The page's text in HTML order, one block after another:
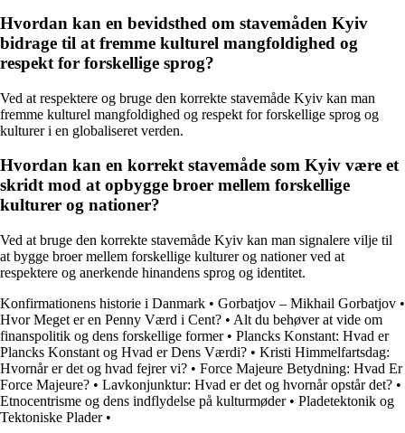
Hvordan kan en bevidsthed om stavemåden Kyiv
bidrage til at fremme kulturel mangfoldighed og
respekt for forskellige sprog?
Ved at respektere og bruge den korrekte stavemåde Kyiv kan man
fremme kulturel mangfoldighed og respekt for forskellige sprog og
kulturer i en globaliseret verden.
Hvordan kan en korrekt stavemåde som Kyiv være et
skridt mod at opbygge broer mellem forskellige
kulturer og nationer?
Ved at bruge den korrekte stavemåde Kyiv kan man signalere vilje til
at bygge broer mellem forskellige kulturer og nationer ved at
respektere og anerkende hinandens sprog og identitet.
Konfirmationens historie i Danmark • Gorbatjov – Mikhail Gorbatjov •
Hvor Meget er en Penny Værd i Cent? • Alt du behøver at vide om
finanspolitik og dens forskellige former• Plancks Konstant: Hvad er
Plancks Konstant og Hvad er Dens Værdi? • Kristi Himmelfartsdag:
Hvornår er det og hvad fejrer vi? • Force Majeure Betydning: Hvad Er
Force Majeure? • Lavkonjunktur: Hvad er det og hvornår opstår det? •
Etnocentrisme og dens indflydelse på kulturmøder• Pladetektonik og
Tektoniske Plader•